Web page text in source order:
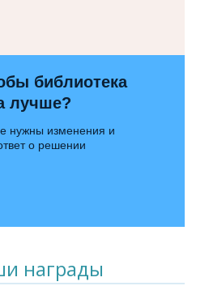
библиотека
лучше?
нужны изменения и
о решении
награды